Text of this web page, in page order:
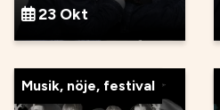
23 Okt
Musik, nöje, festival